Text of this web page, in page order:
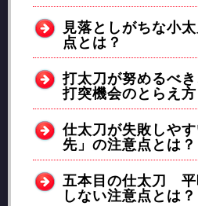
見落としがちな小
点とは？
打太刀が努めるべ
打突機会のとらえ方
仕太刀が失敗しや
先」の注意点とは？
五本目の仕太刀 平
しない注意点とは？